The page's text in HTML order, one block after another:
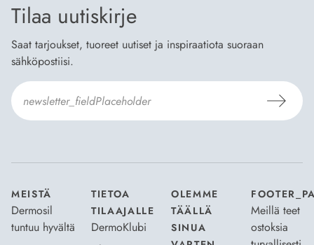
Tilaa uutiskirje
Saat tarjoukset, tuoreet uutiset ja inspiraatiota suoraan
sähköpostiisi.
MEISTÄ
Dermosil
tuntuu hyvältä
TIETOA
TILAAJALLE
DermoKlubi
OLEMME
TÄÄLLÄ
SINUA
Meillä teet
ostoksia